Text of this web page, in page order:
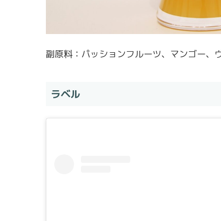
副原料：パッションフルーツ、マンゴー、
ラベル